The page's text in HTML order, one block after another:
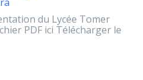
du Lycée Tomer
PDF ici Télécharger le